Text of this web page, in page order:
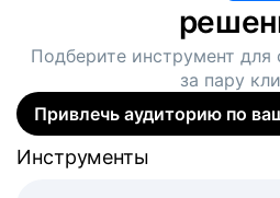
Подберите инструмент для
за пару
Привлечь аудиторию по
Инструменты
Инструменты
Инструменты